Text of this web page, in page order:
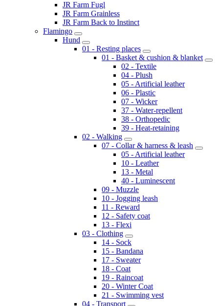
JR Farm Fugl
JR Farm Grainless
JR Farm Back to Instinct
Flamingo
Hund
01 - Resting places
01 - Basket & cushion & blanket
02 - Textile
04 - Plush
05 - Artificial leather
06 - Plastic
07 - Wicker
37 - Water-repellent
38 - Orthopedic
39 - Heat-retaining
02 - Walking
07 - Collar & harness & leash
05 - Artificial leather
10 - Leather
13 - Metal
40 - Luminescent
09 - Muzzle
10 - Jogging leash
11 - Reward
12 - Safety coat
13 - Flexi
03 - Clothing
14 - Sock
15 - Bandana
17 - Sweater
18 - Coat
19 - Raincoat
20 - Winter Coat
21 - Swimming vest
04 - Transport